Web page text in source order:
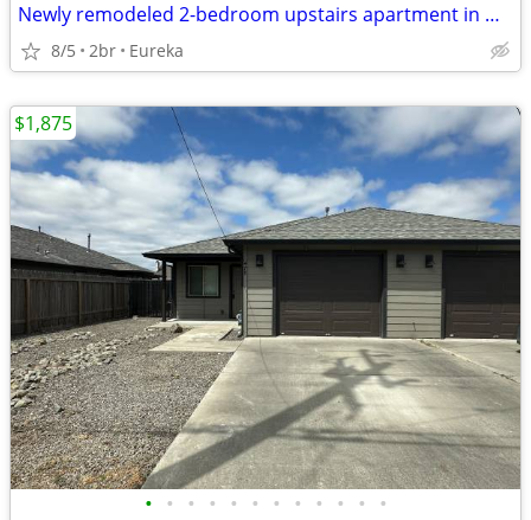
Newly remodeled 2-bedroom upstairs apartment in Humboldt Hill
8/5 2br Eureka
• • • • • • • • • • • •
$1,875